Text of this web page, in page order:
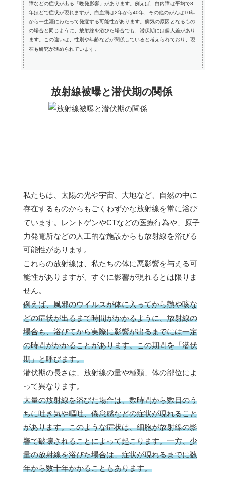
障などの症状が出る「晩発影響」があります。例えば、白内障は平均で8
年ほどで症状が現れますが、白血病は2年から40年、その他のがんは10年
から一生涯にわたって発症する可能性があります。病気の原因となるもの
の場合と同じように、放射線を浴びた場合でも、潜伏期には個人差があり
ます。この違いは、性別や年齢などが関係していると考えられており、現
在も研究が進められています。
放射線被曝と潜伏期の関係
私たちは、太陽の光や宇宙、大地など、自然の中に
存在するものからもごくわずかな放射線を常に浴び
ています。レントゲンやCTなどの医療行為や、原子
力発電所などの人工的な施設からも放射線を浴びる
可能性があります。
これらの放射線は、私たちの体に悪影響を与える可
能性がありますが、すぐに影響が現れるとは限りま
せん。
例えば、風邪のウイルスが体に入ってから熱や咳な
どの症状が出るまで時間がかかるように、放射線の
場合も、浴びてから実際に影響が出るまでには一定
の時間がかかることがあります。この期間を「潜伏
期」と呼びます。
潜伏期の長さは、放射線の量や種類、体の部位によ
って異なります。
大量の放射線を浴びた場合は、数時間から数日のう
ちに吐き気や嘔吐、倦怠感などの症状が現れること
があります。このような症状は、細胞が放射線の影
響で破壊されることによって起こります。一方、少
量の放射線を浴びた場合は、症状が現れるまでに数
年から数十年かかることもあります。